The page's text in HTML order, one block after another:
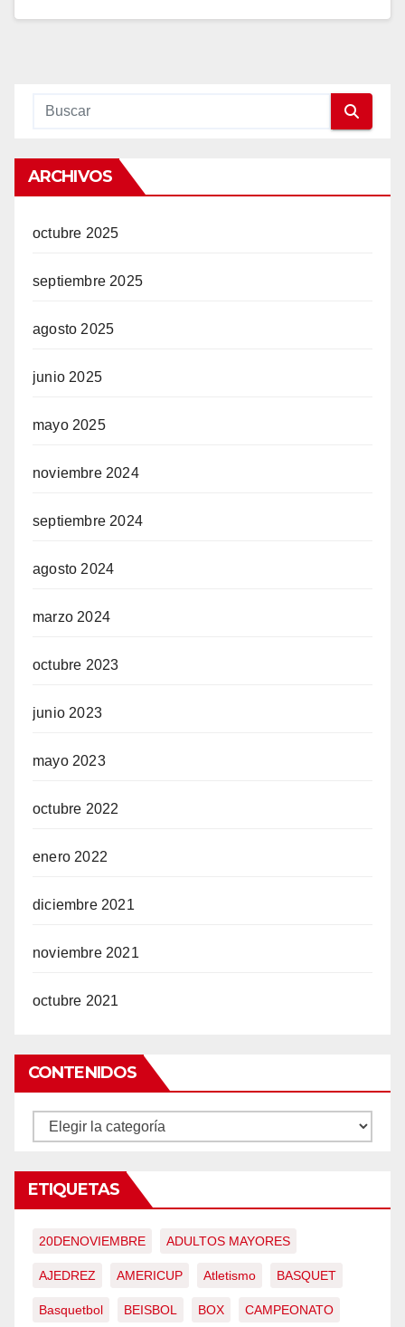
ARCHIVOS
octubre 2025
septiembre 2025
agosto 2025
junio 2025
mayo 2025
noviembre 2024
septiembre 2024
agosto 2024
marzo 2024
octubre 2023
junio 2023
mayo 2023
octubre 2022
enero 2022
diciembre 2021
noviembre 2021
octubre 2021
CONTENIDOS
CONTENIDOS
ETIQUETAS
20DENOVIEMBRE ADULTOS MAYORES
AJEDREZ AMERICUP Atletismo BASQUET
Basquetbol BEISBOL BOX CAMPEONATO